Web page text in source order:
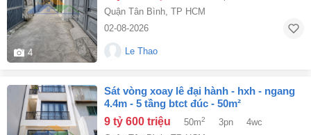
4
Quận Tân Bình TP HCM
02-08-2026
Le Thao
sát vòng xoay lê đại hành - hxh - ngang
4.4m - 5 tầng btct đúc - 50m²
9 tỷ 600 triệu 50m2 3pn
4wc